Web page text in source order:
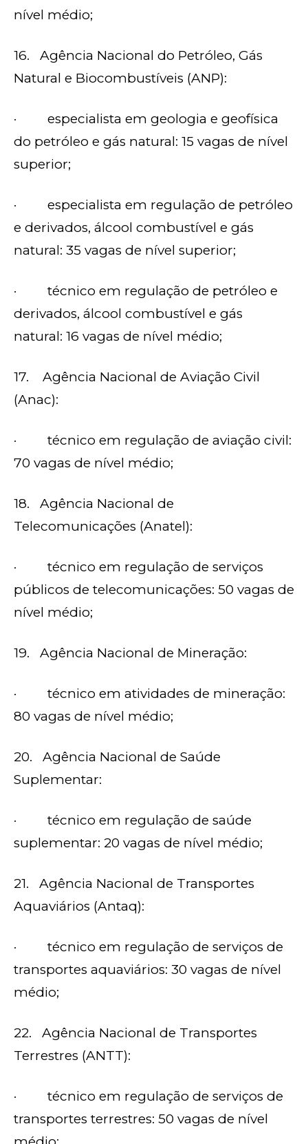
nível médio;
16. Agência Nacional do Petróleo, Gás
Natural e Biocombustíveis (ANP):
· especialista em geologia e geofísica
do petróleo e gás natural: 15 vagas de nível
superior;
· especialista em regulação de petróleo
e derivados, álcool combustível e gás
natural: 35 vagas de nível superior;
· técnico em regulação de petróleo e
derivados, álcool combustível e gás
natural: 16 vagas de nível médio;
17. Agência Nacional de Aviação Civil
(Anac):
· técnico em regulação de aviação civil:
70 vagas de nível médio;
18. Agência Nacional de
Telecomunicações (Anatel):
· técnico em regulação de serviços
públicos de telecomunicações: 50 vagas de
nível médio;
19. Agência Nacional de Mineração:
· técnico em atividades de mineração:
80 vagas de nível médio;
20. Agência Nacional de Saúde
Suplementar:
· técnico em regulação de saúde
suplementar: 20 vagas de nível médio;
21. Agência Nacional de Transportes
Aquaviários (Antaq):
· técnico em regulação de serviços de
transportes aquaviários: 30 vagas de nível
médio;
22. Agência Nacional de Transportes
Terrestres (ANTT):
· técnico em regulação de serviços de
transportes terrestres: 50 vagas de nível